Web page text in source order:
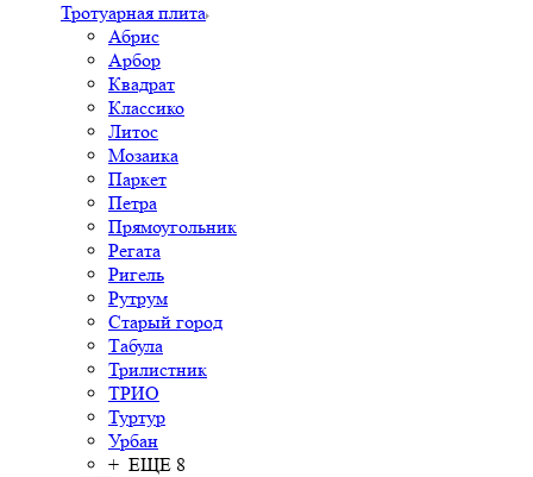
Тротуарная плита
Абрис
Арбор
Квадрат
Классико
Литос
Мозаика
Паркет
Петра
Прямоугольник
Регата
Ригель
Рутрум
Старый город
Табула
Трилистник
ТРИО
Туртур
Урбан
+ ЕЩЕ 8